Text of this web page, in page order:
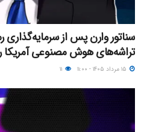
سناتور وارن پس از
تراشه‌های هوش مصنوعی آمریکا